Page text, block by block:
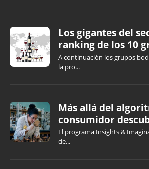
Los gigantes del
ranking de los 10
A continuación los grupos
la pro...
Más allá del
consumidor
El programa Insights &
de...